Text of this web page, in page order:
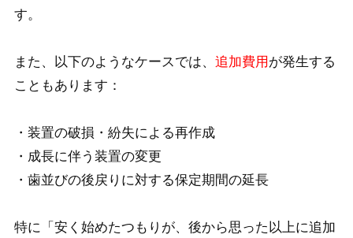
す。
また、以下のようなケースでは、 追加費用 が発生する
こともあります：
・装置の破損・紛失による再作成
・成長に伴う装置の変更
・歯並びの後戻りに対する保定期間の延長
特に「安く始めたつもりが、後から思った以上に追加